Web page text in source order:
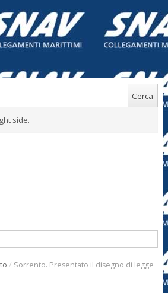
side.
/ Sorrento. Presentato il disegno di legge